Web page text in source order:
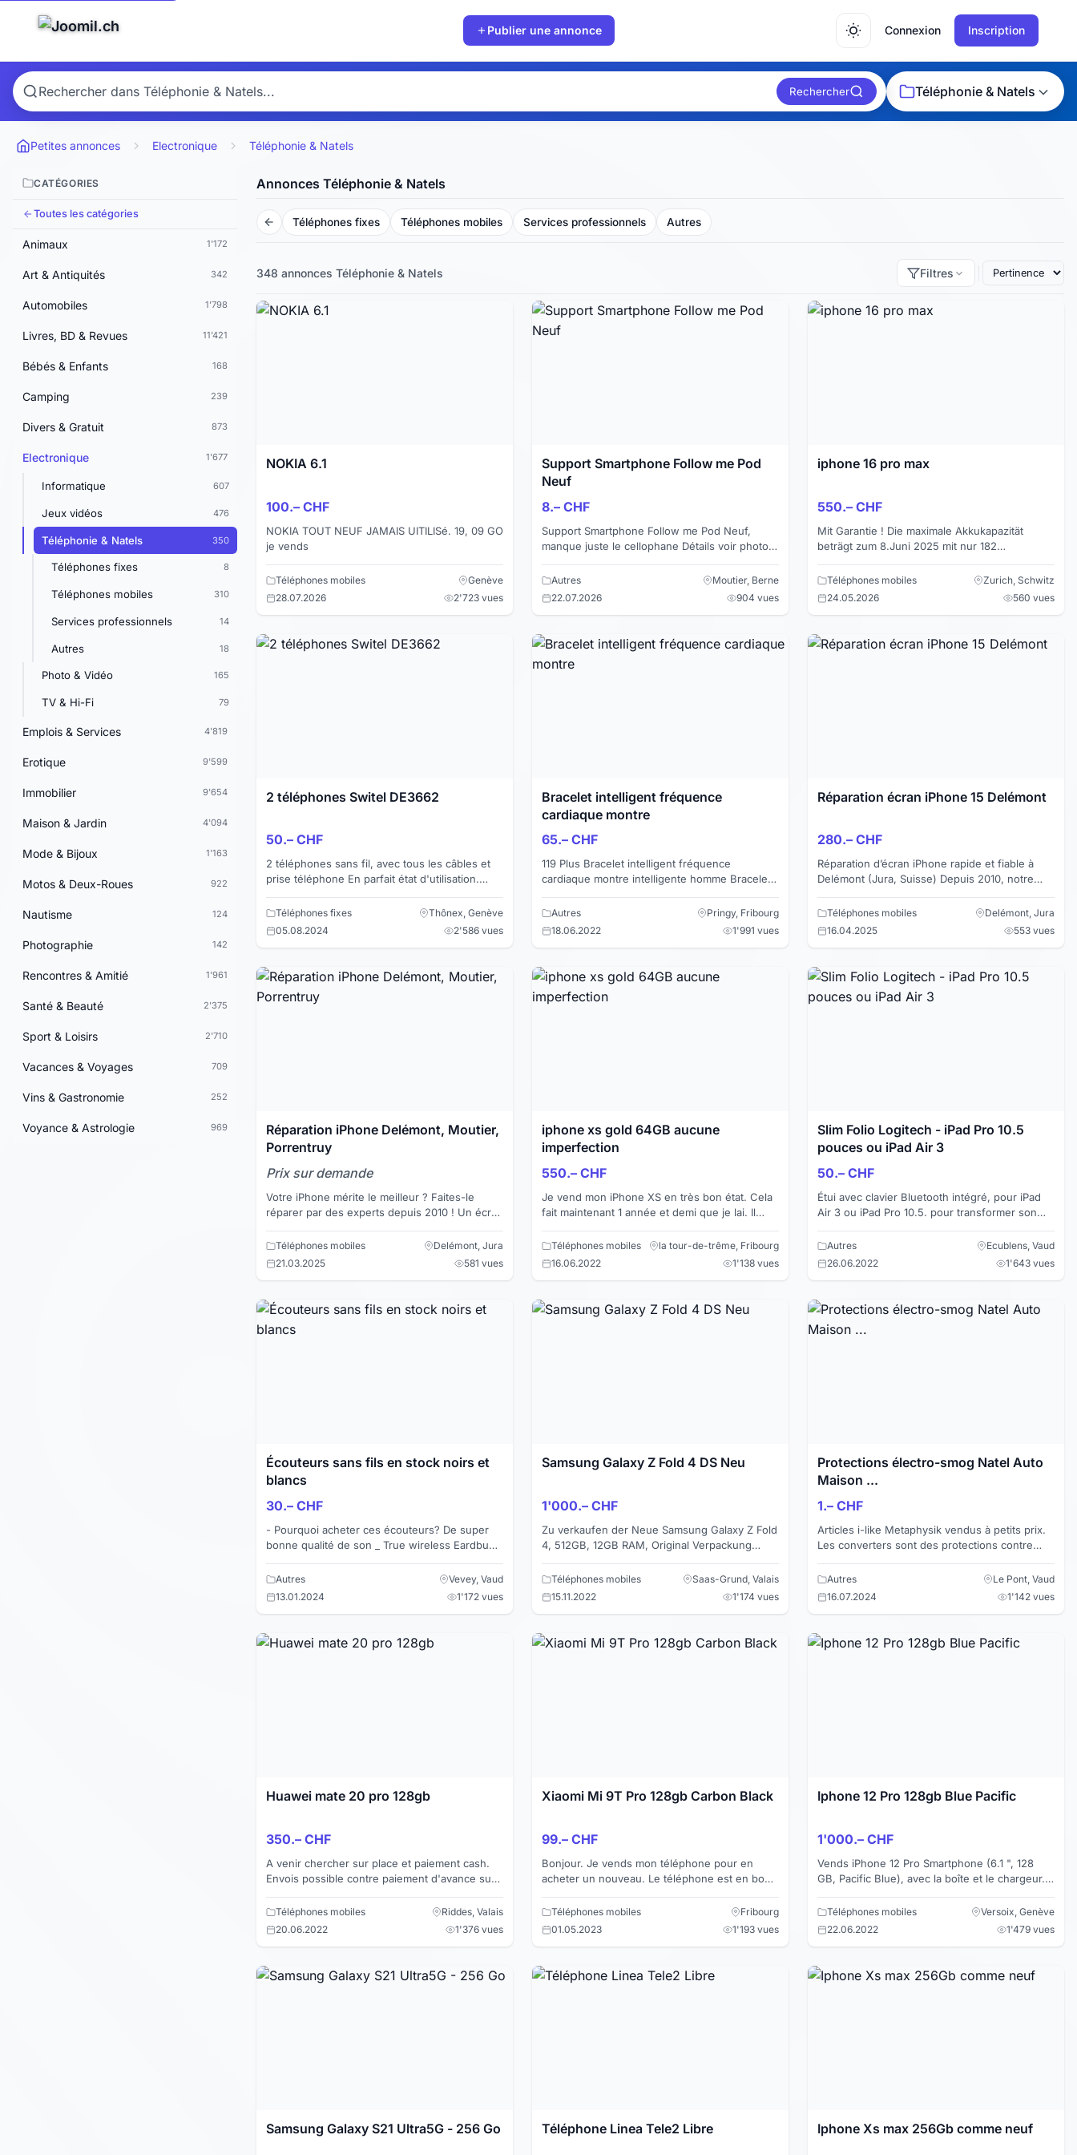
Publier une annonce Connexion Inscription
Rechercher Téléphonie & Natels
Petites annonces Electronique Téléphonie & Natels
CATÉGORIES
Toutes les catégories
Animaux 1'172
Art & Antiquités 342
Automobiles 1'798
Livres, BD & Revues 11'421
Bébés & Enfants 168
Camping 239
Divers & Gratuit 873
Electronique 1'677
Informatique 607
Jeux vidéos 476
Téléphonie & Natels 350
Téléphones fixes 8
Téléphones mobiles 310
Services professionnels 14
Autres 18
Photo & Vidéo 165
TV & Hi-Fi 79
Emplois & Services 4'819
Erotique 9'599
Immobilier 9'654
Maison & Jardin 4'094
Mode & Bijoux 1'163
Motos & Deux-Roues 922
Nautisme 124
Photographie 142
Rencontres & Amitié 1'961
Santé & Beauté 2'375
Sport & Loisirs 2'710
Vacances & Voyages 709
Vins & Gastronomie 252
Voyance & Astrologie 969
Annonces Téléphonie & Natels
Téléphones fixes Téléphones mobiles Services professionnels Autres
348 annonces Téléphonie & Natels Filtres
NOKIA 6.1
100.– CHF
NOKIA TOUT NEUF JAMAIS UITILISé. 19, 09 GO
je vends
Téléphones mobiles
Genève
28.07.2026
2'723 vues
Support Smartphone Follow me Pod
Neuf
8.– CHF
Support Smartphone Follow me Pod Neuf,
manque juste le cellophane Détails voir photos
Regardez aussi mes autres offres!
Autres
Moutier, Berne
22.07.2026
904 vues
iphone 16 pro max
550.– CHF
Mit Garantie ! Die maximale Akkukapazität
beträgt zum 8.Juni 2025 mit nur 182
bis zum 4. Oktober 2026....
Téléphones mobiles
Zurich, Schwitz
24.05.2026
560 vues
2 téléphones Switel DE3662
50.– CHF
2 téléphones sans fil, avec tous les câbles et
prise téléphone En parfait état d'utilisation.
Très peu utilisés. Cause double emploi.
Téléphones fixes
Thônex, Genève
05.08.2024
2'586 vues
Bracelet intelligent fréquence
cardiaque montre
65.– CHF
119 Plus Bracelet intelligent fréquence
cardiaque montre intelligente homme Bracelet
sport bracelets de montre étanche Smartwatch
Android avec réveil ...
Autres
Pringy, Fribourg
18.06.2022
1'991 vues
Réparation écran iPhone 15 Delémont
280.– CHF
Réparation d’écran iPhone rapide et fiable à
Delémont (Jura, Suisse) Depuis 2010, notre
shop vous propose des réparations express
pour tous modèles ...
Téléphones mobiles
Delémont, Jura
16.04.2025
553 vues
Réparation iPhone Delémont, Moutier,
Porrentruy
Prix sur demande
Votre iPhone mérite le meilleur ? Faites-le
réparer par des experts depuis 2010 ! Un écran
? Un pr...
Téléphones mobiles
Delémont, Jura
21.03.2025
581 vues
iphone xs gold 64GB aucune
imperfection
550.– CHF
Je vend mon iPhone XS en très bon état. Cela
fait maintenant 1 année et demi que je lai. Il
C'est une t...
Téléphones mobiles
la tour-de-trême, Fribourg
16.06.2022
1'138 vues
Slim Folio Logitech - iPad Pro 10.5
pouces ou iPad Air 3
50.– CHF
Étui avec clavier Bluetooth intégré, pour iPad
Air 3 ou iPad Pro 10.5. pour transformer son
et moins l...
Autres
Ecublens, Vaud
26.06.2022
1'643 vues
Écouteurs sans fils en stock noirs et
blancs
30.– CHF
- Pourquoi acheter ces écouteurs? De super
bonne qualité de son _ True wireless Eardbuds
jeux, compat...
Autres
Vevey, Vaud
13.01.2024
1'172 vues
Samsung Galaxy Z Fold 4 DS Neu
1'000.– CHF
Zu verkaufen der Neue Samsung Galaxy Z Fold
4, 512GB, 12GB RAM, Original Verpackung
S Pen, 24 Monate Gar...
Téléphones mobiles
Saas-Grund, Valais
15.11.2022
1'174 vues
Protections électro-smog Natel Auto
Maison ...
1.– CHF
Articles i-like Metaphysik vendus à petits prix.
Les converters sont des protections contre
partout. Je ...
Autres
Le Pont, Vaud
16.07.2024
1'142 vues
Huawei mate 20 pro 128gb
350.– CHF
A venir chercher sur place et paiement cash.
Envois possible contre paiement d'avance sur
supplémentaire....
Téléphones mobiles
Riddes, Valais
20.06.2022
1'376 vues
Xiaomi Mi 9T Pro 128gb Carbon Black
99.– CHF
Bonjour. Je vends mon téléphone pour en
acheter un nouveau. Le téléphone est en bon
Acheté il y a 3 ans e...
Téléphones mobiles
Fribourg
01.05.2023
1'193 vues
Iphone 12 Pro 128gb Blue Pacific
1'000.– CHF
Vends iPhone 12 Pro Smartphone (6.1 ", 128
GB, Pacific Blue), avec la boîte et le chargeur.
coque transpa...
Téléphones mobiles
Versoix, Genève
22.06.2022
1'479 vues
Samsung Galaxy S21 Ultra5G - 256 Go Téléphone Linea Tele2 Libre Iphone Xs max 256Gb comme neuf